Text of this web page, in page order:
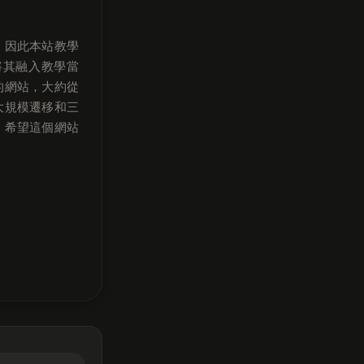
此本站教學
融入教學當
站，大約從
規模遷移和三
希望這個網站